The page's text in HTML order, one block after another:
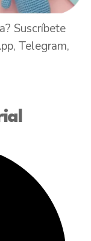
Suscríbete
Telegram,